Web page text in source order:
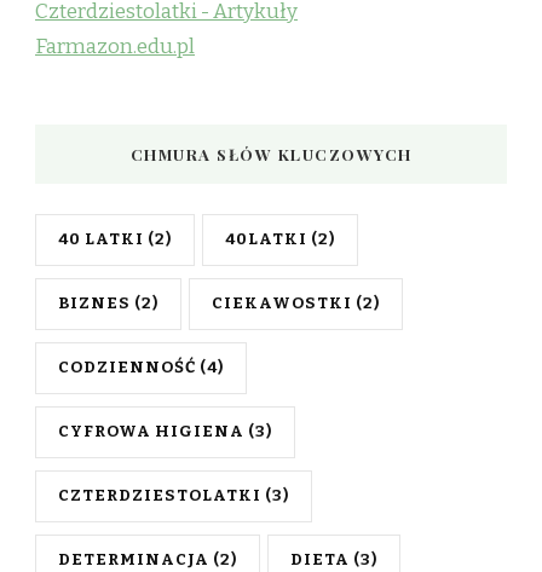
Czterdziestolatki - Artykuły
Farmazon.edu.pl
CHMURA SŁÓW KLUCZOWYCH
40 LATKI (2) 40LATKI (2)
BIZNES (2) CIEKAWOSTKI (2)
CODZIENNOŚĆ (4)
CYFROWA HIGIENA (3)
CZTERDZIESTOLATKI (3)
DETERMINACJA (2) DIETA (3)